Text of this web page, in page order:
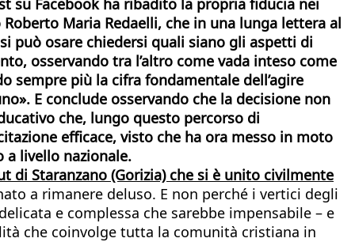
su Facebook ha ribadito la propria fiducia nei
Maria Redaelli, che in una lunga lettera al
può osare chiedersi quali siano gli aspetti di
osservando tra l’altro come vada inteso come
sempre più la cifra fondamentale dell’agire
E conclude osservando che la decisione non
che, lungo questo percorso di
efficace, visto che ha ora messo in moto
a livello nazionale.
di Staranzano (Gorizia) che si è unito civilmente
a rimanere deluso. E non perché i vertici degli
e complessa che sarebbe impensabile – e
che coinvolge tutta la comunità cristiana in